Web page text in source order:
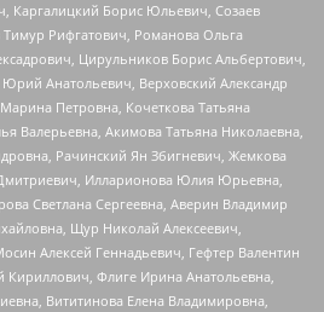
Каргалицкий Борис Юльевич, Созаев
Рифгатович, Романова Ольга
Цирульников Борис Альбертович,
Анатольевич, Верховский Александр
Петровна, Кочеткова Татьяна
Валерьевна, Акимова Татьяна Николаевна,
Рачинский Ян Збигневич, Жемкова
Илларионова Юлия Юрьевна,
Светлана Сергеевна, Аверин Владимир
Щур Николай Алексеевич,
Алексей Геннадьевич, Гефтер Валентин
Флиге Ирина Анатольевна,
Вититинова Елена Владимировна,